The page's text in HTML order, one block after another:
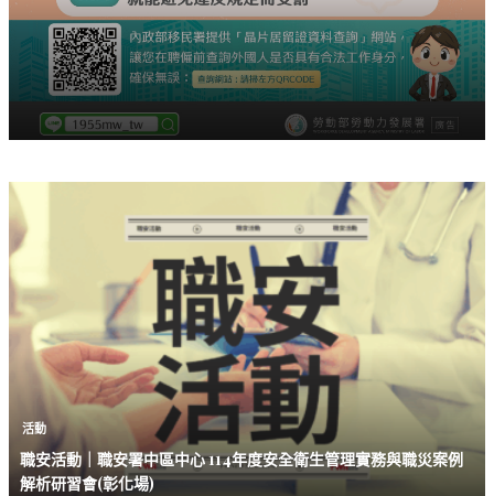
活動
職安活動｜職安署中區中心 114年度安全衛生管理實務與職災案例
解析研習會(彰化場)